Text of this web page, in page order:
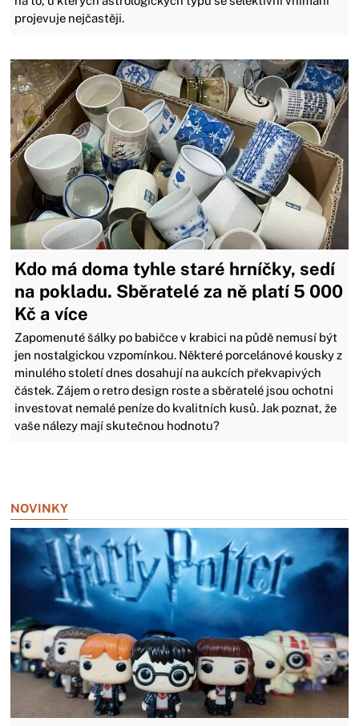
projevuje nejčastěji.
Kdo má doma tyhle staré hrníčky, sedí
na pokladu. Sběratelé za ně platí 5 000
Kč a více
Zapomenuté šálky po babičce v krabici na půdě nemusí být
jen nostalgickou vzpomínkou. Některé porcelánové kousky z
minulého století dnes dosahují na aukcích překvapivých
částek. Zájem o retro design roste a sběratelé jsou ochotni
investovat nemalé peníze do kvalitních kusů. Jak poznat, že
vaše nálezy mají skutečnou hodnotu?
NOVINKY